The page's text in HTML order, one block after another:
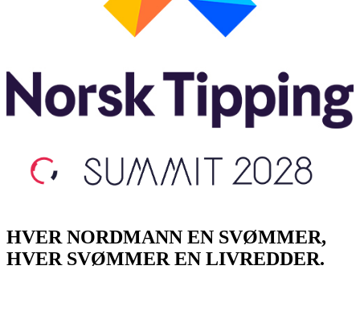
HVER NORDMANN EN SVØMMER,
HVER SVØMMER EN LIVREDDER.